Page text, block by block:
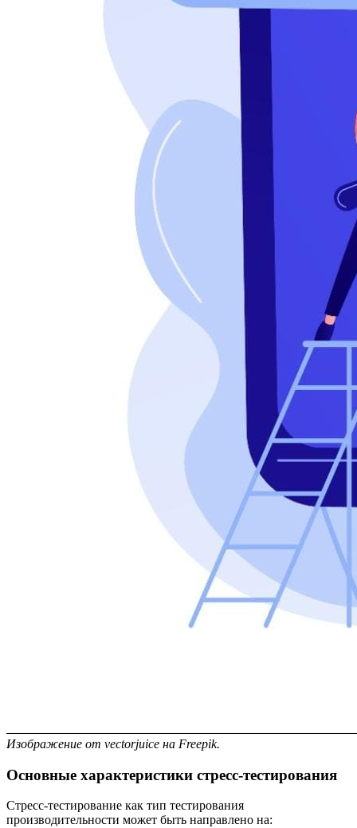
Изображение от vectorjuice на Freepik.
Основные характеристики стресс-тестирования
Стресс-тестирование как тип тестирования
производительности может быть направлено на: